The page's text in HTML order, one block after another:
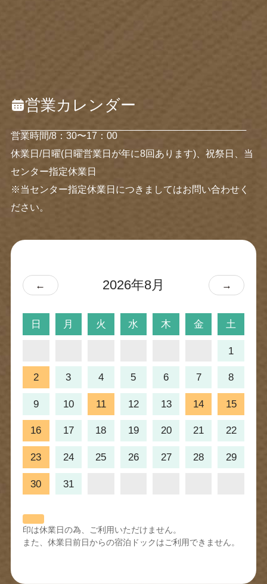
営業カレンダー
営業時間/8：30〜17：00
休業日/日曜(日曜営業日が年に8回あります)、祝祭日、当
センター指定休業日
※当センター指定休業日につきましてはお問い合わせく
ださい。
← 2026年8月 →
日 月 火 水 木 金 土
1
2 3 4 5 6 7 8
9 10 11 12 13 14 15
16 17 18 19 20 21 22
23 24 25 26 27 28 29
30 31
印は休業日の為、ご利用いただけません。
また、休業日前日からの宿泊ドックはご利用できません。